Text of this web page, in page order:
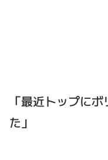
「最近トップに
た」